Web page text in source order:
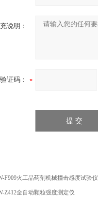
说明：
验证码：
F909火工品药剂机械撞击感度试验仪
Z412全自动颗粒强度测定仪